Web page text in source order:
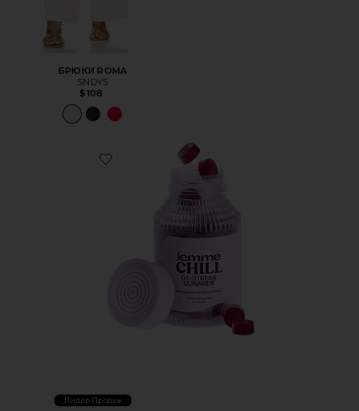
БРЮКИ ROMA
SNDYS
$108
Favorite ВИТАМИННЫЕ МАРМЕЛАДКИ CHILL
Лидер Продаж